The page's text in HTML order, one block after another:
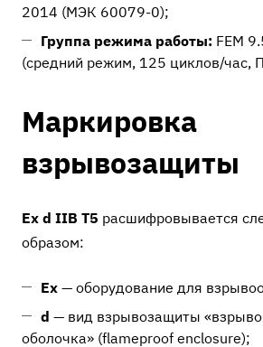
2014 (МЭК 60079-0);
Группа режима работы: FEM
(средний режим, 125 циклов/час,
Маркировка
взрывозащиты
Ex d IIB T5 расшифровывается
образом:
Ex — оборудование для
d — вид взрывозащиты
оболочка» (flameproof enclosure);